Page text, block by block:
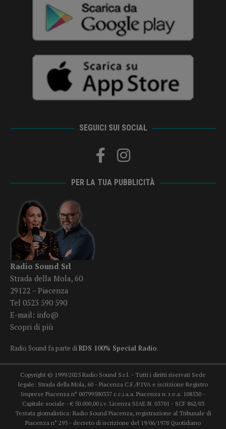
SEGUICI SUI SOCIAL
PER LA TUA PUBBLICITÀ
Radio Sound Srl
Strada della Mola, 60
29122 – Piacenza
Tel 0523 590 590
E-mail: info@
Scopri di più
Radio Sound fa parte diRDS 100% Special Radio.
Copyright © 1999/2025 Radio Sound S.r.l. - Tutti i diritti riservati Sede
legale: Strada della Mola, 60 - Piacenza C.F./P.IVA e iscrizione Registro
Imprese Piacenza n° 00799580337 c.c.i.a.a. Piacenza n. r.e.a. 108530 -
Capitale sociale - € 50.000,00 i.v. Licenza SIAE N. 03701 - SCF 862/03
Testata giornalistica: Radio Sound Piacenza, registrazione al Tribunale di
Piacenza n° 293 - decreto di iscrizione del 19/06/1978 Quotidiano